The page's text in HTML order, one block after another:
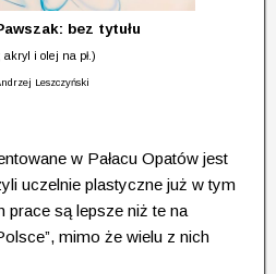
bez tytułu
akryl i olej na pł.)
Leszczyński
w Pałacu Opatów jest
uczelnie plastyczne już w tym
prace są lepsze niż te na
mimo że wielu z nich